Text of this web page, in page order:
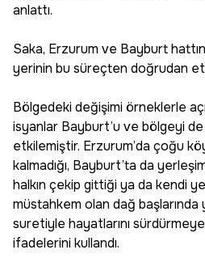
anlattı.
Saka, Erzurum ve Bayburt
yerinin bu süreçten doğrudan
Bölgedeki değişimi örneklerle
isyanlar Bayburt’u ve bölgeyi
etkilemiştir. Erzurum’da çoğu
kalmadığı, Bayburt’ta da
halkın çekip gittiği ya da kendi
müstahkem olan dağ
suretiyle hayatlarını sürdürmeye
ifadelerini kullandı.